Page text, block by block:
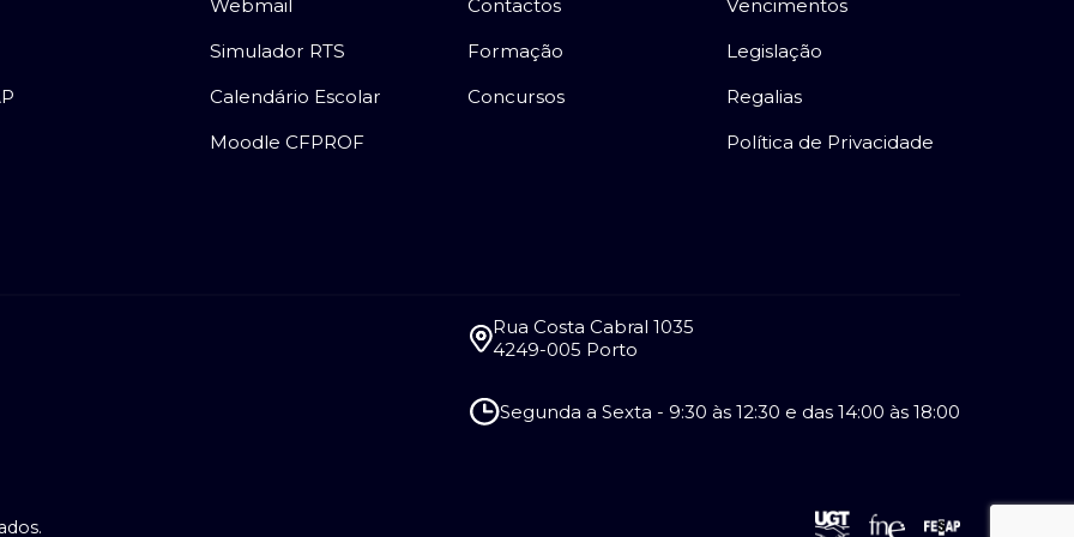
Webmail
Simulador RTS
Calendário Escolar
Moodle CFPROF
Contactos
Formação
Concursos
Vencimentos
Legislação
Regalias
Política de Privacidade
Rua Costa Cabral 1035
4249-005 Porto
Segunda a Sexta - 9:30 às 12:30 e das 14:00 às 18:00